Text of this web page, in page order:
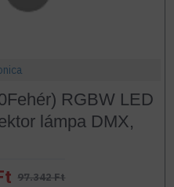
RGBW LED
lámpa DMX,
97.342 Ft